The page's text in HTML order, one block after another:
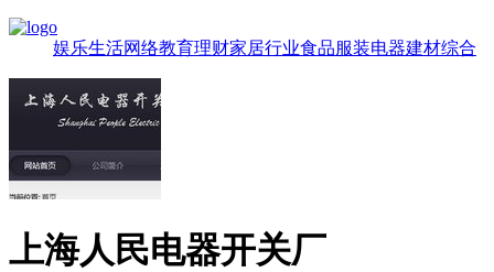
娱乐生活网络教育理财家居行业食品服装电器建材综合
上海人民电器开关厂